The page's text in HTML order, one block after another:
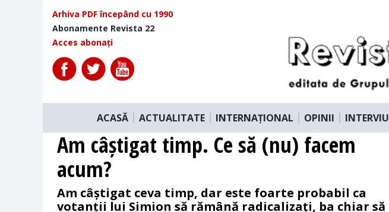
Arhiva PDF începând cu 1990
Abonamente Revista 22
Acces abonați
ACASĂ ACTUALITATE INTERNAȚIONAL OPINII INTERVIU
Am câștigat timp. Ce să (nu) facem
acum?
Am câștigat ceva timp, dar este foarte probabil ca
votanții lui Simion să rămână radicalizați, ba chiar să